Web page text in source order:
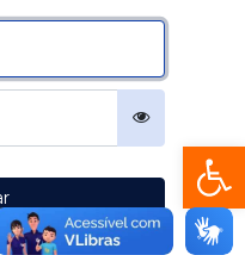
Redefinir Senha